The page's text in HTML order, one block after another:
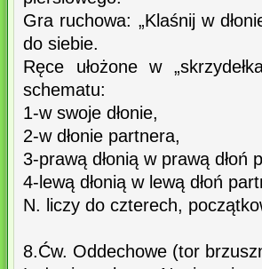
Gra ruchowa: „Klaśnij w
do siebie.
Ręce ułożone w
schematu:
1-w swoje dłonie,
2-w dłonie partnera,
3-prawą dłonią w prawą dłoń
4-lewą dłonią w lewą dłoń
N. liczy do czterech,
8.Ćw. Oddechowe (tor